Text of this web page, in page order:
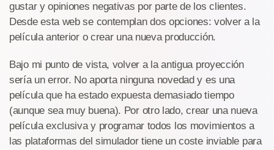
gustar y opiniones negativas por parte de los clientes.
Desde esta web se contemplan dos opciones: volver a la
película anterior o crear una nueva producción.
Bajo mi punto de vista, volver a la antigua proyección
sería un error. No aporta ninguna novedad y es una
película que ha estado expuesta demasiado tiempo
(aunque sea muy buena). Por otro lado, crear una nueva
película exclusiva y programar todos los movimientos a
las plataformas del simulador tiene un coste inviable para